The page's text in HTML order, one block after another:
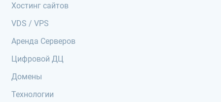
Хостинг сайтов
VDS / VPS
Аренда Серверов
Цифровой ДЦ
Домены
Технологии